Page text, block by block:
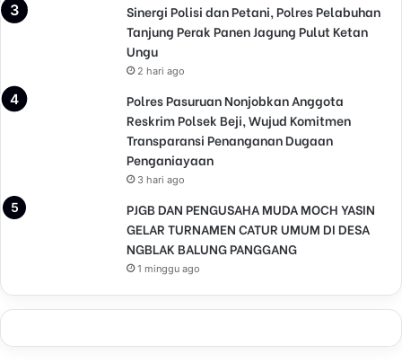
Sinergi Polisi dan Petani, Polres Pelabuhan
Tanjung Perak Panen Jagung Pulut Ketan
Ungu
2 hari ago
Polres Pasuruan Nonjobkan Anggota
Reskrim Polsek Beji, Wujud Komitmen
Transparansi Penanganan Dugaan
Penganiayaan
3 hari ago
PJGB DAN PENGUSAHA MUDA MOCH YASIN
GELAR TURNAMEN CATUR UMUM DI DESA
NGBLAK BALUNG PANGGANG
1 minggu ago